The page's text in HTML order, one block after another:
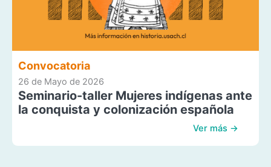
Convocatoria
26 de Mayo de 2026
Seminario-taller Mujeres indígenas ante
la conquista y colonización española
Ver más →